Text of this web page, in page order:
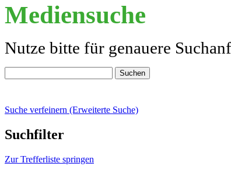
Mediensuche
Nutze bitte für genauere
Suche verfeinern (Erweiterte Suche)
Suchfilter
Zur Trefferliste springen